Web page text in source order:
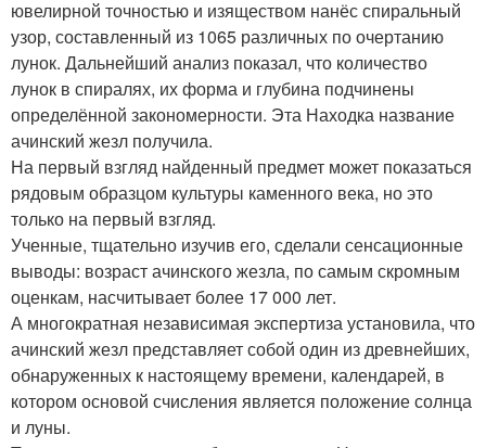
ювелирной точностью и изяществом нанёс спиральный
узор, составленный из 1065 различных по очертанию
лунок. Дальнейший анализ показал, что количество
лунок в спиралях, их форма и глубина подчинены
определённой закономерности. Эта Находка название
ачинский жезл получила.
На первый взгляд найденный предмет может показаться
рядовым образцом культуры каменного века, но это
только на первый взгляд.
Ученные, тщательно изучив его, сделали сенсационные
выводы: возраст ачинского жезла, по самым скромным
оценкам, насчитывает более 17 000 лет.
А многократная независимая экспертиза установила, что
ачинский жезл представляет собой один из древнейших,
обнаруженных к настоящему времени, календарей, в
котором основой счисления является положение солнца
и луны.